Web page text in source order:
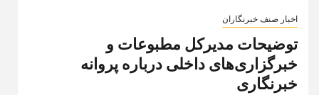
اخبار صنف خبرنگاران
توضیحات مدیرکل مطبوعات و
خبرگزاری‌های داخلی درباره پروانه
خبرنگاری